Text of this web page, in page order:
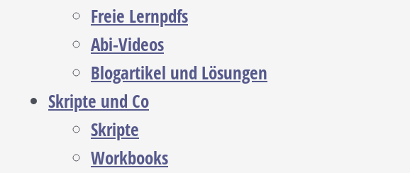
Freie Lernpdfs
Abi-Videos
Blogartikel und Lösungen
Skripte und Co
Skripte
Workbooks